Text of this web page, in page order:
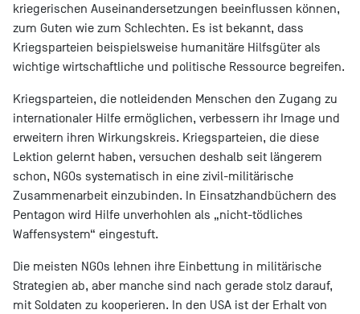
kriegerischen Auseinandersetzungen beeinflussen können,
zum Guten wie zum Schlechten. Es ist bekannt, dass
Kriegsparteien beispielsweise humanitäre Hilfsgüter als
wichtige wirtschaftliche und politische Ressource begreifen.
Kriegsparteien, die notleidenden Menschen den Zugang zu
internationaler Hilfe ermöglichen, verbessern ihr Image und
erweitern ihren Wirkungskreis. Kriegsparteien, die diese
Lektion gelernt haben, versuchen deshalb seit längerem
schon, NGOs systematisch in eine zivil-militärische
Zusammenarbeit einzubinden. In Einsatzhandbüchern des
Pentagon wird Hilfe unverhohlen als „nicht-tödliches
Waffensystem“ eingestuft.
Die meisten NGOs lehnen ihre Einbettung in militärische
Strategien ab, aber manche sind nach gerade stolz darauf,
mit Soldaten zu kooperieren. In den USA ist der Erhalt von